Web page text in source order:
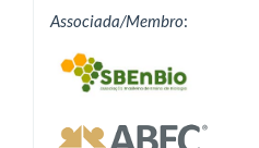
Associada/Membro: